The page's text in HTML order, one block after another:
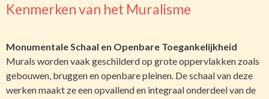
Kenmerken van het Muralisme
Monumentale Schaal en Openbare Toegankelijkheid
Murals worden vaak geschilderd op grote oppervlakken zoals
gebouwen, bruggen en openbare pleinen. De schaal van deze
werken maakt ze een opvallend en integraal onderdeel van de